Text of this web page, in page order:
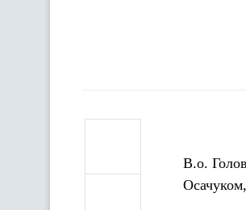
В.о.
Осачуком,